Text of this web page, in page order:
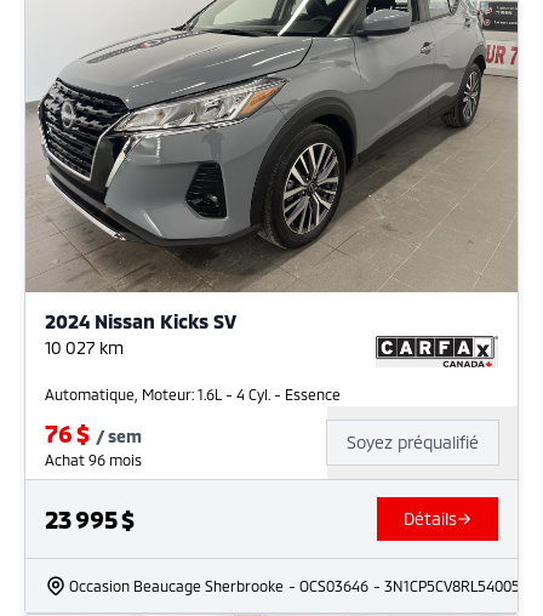
2024 Nissan Kicks SV
10 027 km
Automatique, Moteur: 1.6L - 4 Cyl. - Essence
76$ /sem
Achat 96 mois
Soyez préqualifié
23 995$ Détails
Occasion Beaucage Sherbrooke - OCS03646 - 3N1CP5CV8RL540051